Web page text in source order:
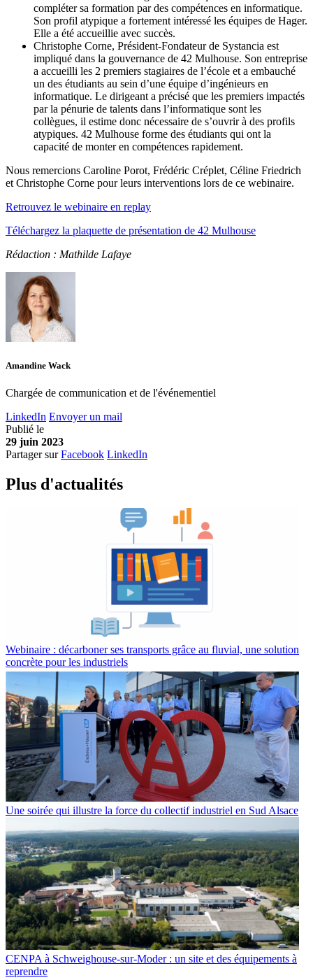
compléter sa formation par des compétences en informatique.
Son profil atypique a fortement intéressé les équipes de Hager.
Elle a été accueillie avec succès.
Christophe Corne, Président-Fondateur de Systancia est
impliqué dans la gouvernance de 42 Mulhouse. Son entreprise
a accueilli les 2 premiers stagiaires de l’école et a embauché
un des étudiants au sein d’une équipe d’ingénieurs en
informatique. Le dirigeant a précisé que les premiers impactés
par la pénurie de talents dans l’informatique sont les
collègues, il estime donc nécessaire de s’ouvrir à des profils
atypiques. 42 Mulhouse forme des étudiants qui ont la
capacité de monter en compétences rapidement.
Nous remercions Caroline Porot, Frédéric Créplet, Céline Friedrich
et Christophe Corne pour leurs interventions lors de ce webinaire.
Retrouvez le webinaire en replay
Téléchargez la plaquette de présentation de 42 Mulhouse
Rédaction : Mathilde Lafaye
Amandine Wack
Chargée de communication et de l'événementiel
LinkedIn Envoyer un mail
Publié le
29 juin 2023
Partager sur Facebook LinkedIn
Plus d'actualités
Webinaire : décarboner ses transports grâce au fluvial, une solution
concrète pour les industriels
Une soirée qui illustre la force du collectif industriel en Sud Alsace
CENPA à Schweighouse-sur-Moder : un site et des équipements à
reprendre